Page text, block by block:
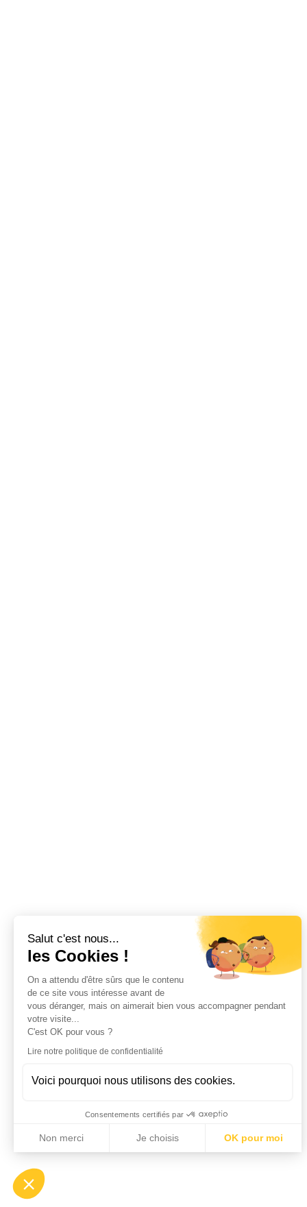
Salut c'est nous...
les Cookies !
On a attendu d'être sûrs que le contenu
de ce site vous intéresse avant de
vous déranger, mais on aimerait bien vous accompagner pendant
votre visite...
C'est OK pour vous ?
Lire notre politique de confidentialité
Voici pourquoi nous utilisons des cookies.
Consentements certifiés par
Non merci Je choisis OK pour moi
Plateforme de Gestion du Consentement : Personnalisez
Notre plateforme vous permet d'adapter et de gérer vos